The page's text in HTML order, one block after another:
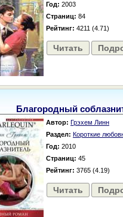
Год: 2003
Страниц: 84
Рейтинг: 4211 (4.71)
Читать
Благородный
Автор: Грэхем Линн
Раздел: Короткие
Год: 2010
Страниц: 45
Рейтинг: 3765 (4.19)
Читать